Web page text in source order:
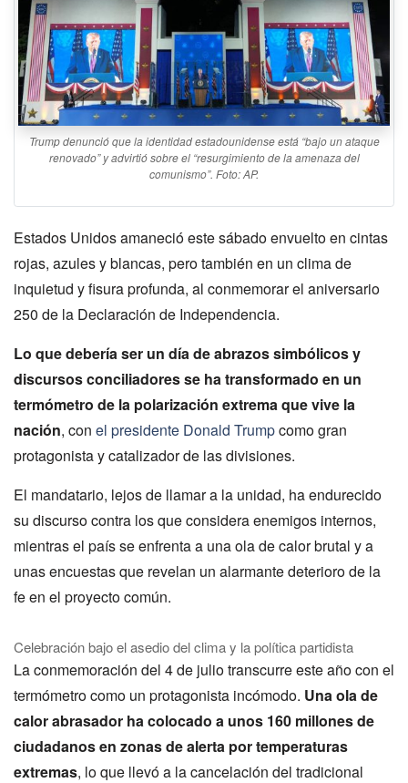
Trump denunció que la identidad estadounidense está “bajo un ataque
renovado” y advirtió sobre el “resurgimiento de la amenaza del
comunismo”. Foto: AP.
Estados Unidos amaneció este sábado envuelto en cintas
rojas, azules y blancas, pero también en un clima de
inquietud y fisura profunda, al conmemorar el aniversario
250 de la Declaración de Independencia.
Lo que debería ser un día de abrazos simbólicos y
discursos conciliadores se ha transformado en un
termómetro de la polarización extrema que vive la
nación, con el presidente Donald Trumpcomo gran
protagonista y catalizador de las divisiones.
El mandatario, lejos de llamar a la unidad, ha endurecido
su discurso contra los que considera enemigos internos,
mientras el país se enfrenta a una ola de calor brutal y a
unas encuestas que revelan un alarmante deterioro de la
fe en el proyecto común.
Celebración bajo el asedio del clima y la política partidista
La conmemoración del 4 de julio transcurre este año con el
termómetro como un protagonista incómodo. Una ola de
calor abrasador ha colocado a unos 160 millones de
ciudadanos en zonas de alerta por temperaturas
extremas, lo que llevó a la cancelación del tradicional